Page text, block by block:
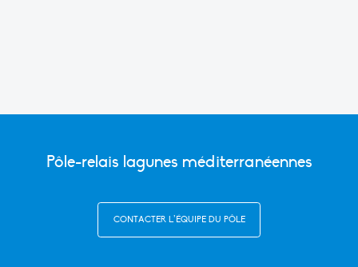
Pôle-relais lagunes méditerranéennes
CONTACTER L’ÉQUIPE DU PÔLE